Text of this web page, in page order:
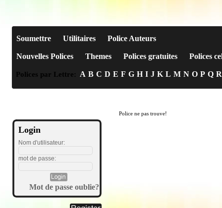
Soumettre Utilitaires Police Auteurs
Nouvelles Polices Themes Polices gratuites Polices
Polices par Lettre: A B C D E F G H I J K L M N O P Q R
Login
Nom d'utilisateur:
mot de passe:
Mot de passe oublie?
Police ne pas trouve!